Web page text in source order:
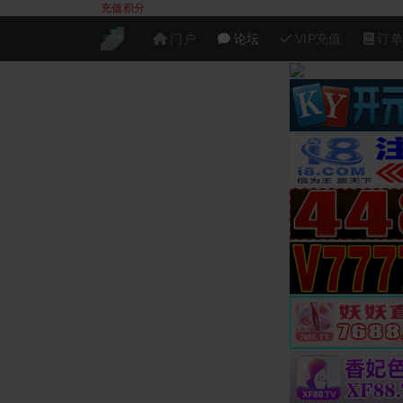
充值积分
门户 论坛 VIP充值 订